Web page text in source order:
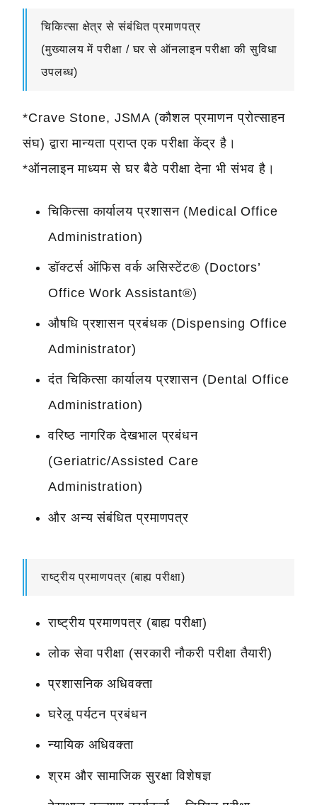
चिकित्सा क्षेत्र से संबंधित प्रमाणपत्र
(मुख्यालय में परीक्षा / घर से ऑनलाइन परीक्षा की सुविधा
उपलब्ध)
*Crave Stone, JSMA (कौशल प्रमाणन प्रोत्साहन
संघ) द्वारा मान्यता प्राप्त एक परीक्षा केंद्र है।
*ऑनलाइन माध्यम से घर बैठे परीक्षा देना भी संभव है।
चिकित्सा कार्यालय प्रशासन (Medical Office
Administration)
डॉक्टर्स ऑफिस वर्क असिस्टेंट® (Doctors’
Office Work Assistant®)
औषधि प्रशासन प्रबंधक (Dispensing Office
Administrator)
दंत चिकित्सा कार्यालय प्रशासन (Dental Office
Administration)
वरिष्ठ नागरिक देखभाल प्रबंधन
(Geriatric/Assisted Care
Administration)
और अन्य संबंधित प्रमाणपत्र
राष्ट्रीय प्रमाणपत्र (बाह्य परीक्षा)
राष्ट्रीय प्रमाणपत्र (बाह्य परीक्षा)
लोक सेवा परीक्षा (सरकारी नौकरी परीक्षा तैयारी)
प्रशासनिक अधिवक्ता
घरेलू पर्यटन प्रबंधन
न्यायिक अधिवक्ता
श्रम और सामाजिक सुरक्षा विशेषज्ञ